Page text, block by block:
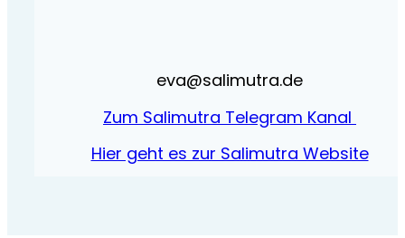
eva@salimutra.de
Zum Salimutra Telegram Kanal
Hier geht es zur Salimutra Website